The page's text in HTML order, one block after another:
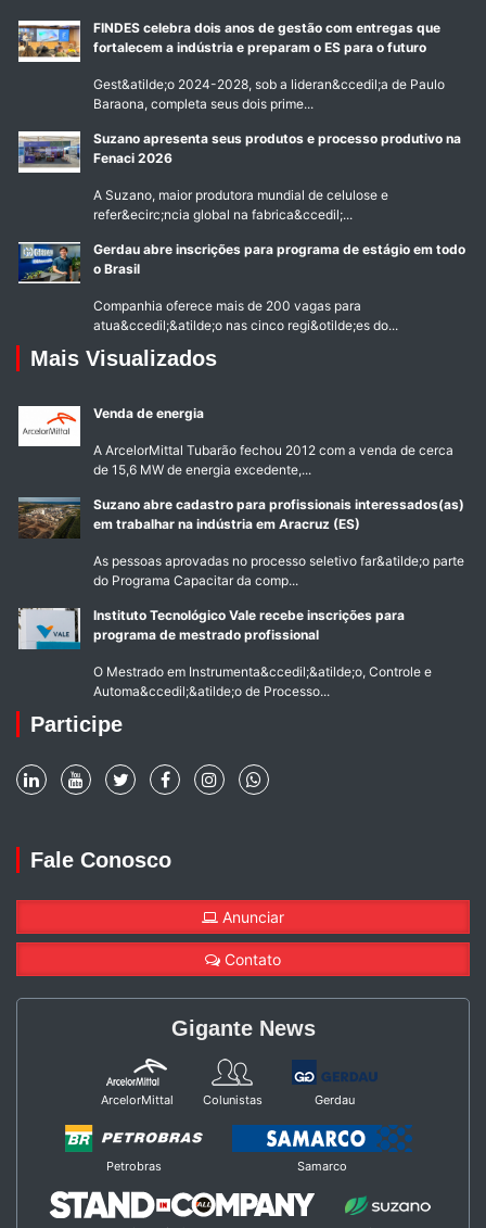
FINDES celebra dois anos de gestão com entregas que
fortalecem a indústria e preparam o ES para o futuro
Gest&atilde;o 2024-2028, sob a lideran&ccedil;a de Paulo
Baraona, completa seus dois prime...
Suzano apresenta seus produtos e processo produtivo na
Fenaci 2026
A Suzano, maior produtora mundial de celulose e
refer&ecirc;ncia global na fabrica&ccedil;...
Gerdau abre inscrições para programa de estágio em todo
o Brasil
Companhia oferece mais de 200 vagas para
atua&ccedil;&atilde;o nas cinco regi&otilde;es do...
Mais Visualizados
Venda de energia
A ArcelorMittal Tubarão fechou 2012 com a venda de cerca
de 15,6 MW de energia excedente,...
Suzano abre cadastro para profissionais interessados(as)
em trabalhar na indústria em Aracruz (ES)
As pessoas aprovadas no processo seletivo far&atilde;o parte
do Programa Capacitar da comp...
Instituto Tecnológico Vale recebe inscrições para
programa de mestrado profissional
O Mestrado em Instrumenta&ccedil;&atilde;o, Controle e
Automa&ccedil;&atilde;o de Processo...
Participe
Fale Conosco
Anunciar
Contato
Gigante News
ArcelorMittal Colunistas Gerdau
Petrobras Samarco